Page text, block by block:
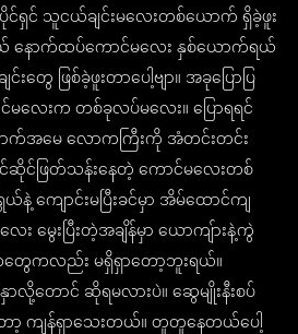
င်ရှင် သူငယ်ချင်းမလေးတစ်ယောက် ရှိခဲ့ဖူး
နောက်ထပ်ကောင်မလေး နှစ်ယောက်ရယ်
ေ ဖြစ်ခဲ့ဖူးတာပေါ့ဗျာ။ အခုပြောပြ
ေးက တစ်ခုလပ်မလေး။ ပြောရရင်
အမေ လောကကြီးကို အံတင်းတင်း
ဖြတ်သန်းနေတဲ့ ကောင်မလေးတစ်
ကျောင်းမပြီးခင်မှာ အိမ်ထောင်ကျ
မွေးပြီးတဲ့အချိန်မှာ ယောကျ်ားနဲ့ကွဲ
ေကလည်း မရှိရှာတော့ဘူးရယ်။
တောင် ဆိုရမလားပဲ။ ဆွေမျိုးနီးစပ်
ာ့ ကျန်ရှာသေးတယ်။ တူတူနေတယ်ပေါ့